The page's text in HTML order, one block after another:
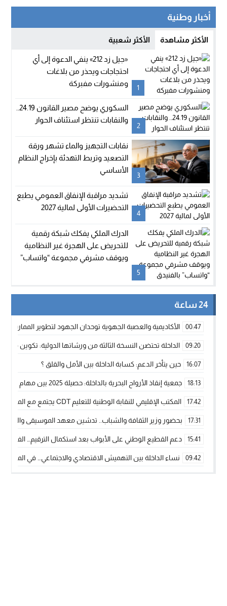
أخبار وطنية
الأكثر مشاهدة الأكثر شعبية
1
«جيل زد 212» ينفي الدعوة إلى أي
احتجاجات ويحذر من بلاغات
ومنشورات مفبركة
2
والنقابات تنتظر استئناف الحوار
3
نقابات التجهيز والماء تشهر ورقة
التصعيد وتربط التهدئة بإخراج النظام
الأساسي
4
تشديد مراقبة الإنفاق العمومي يطبع
التحضيرات الأولى لمالية 2027
5
الدرك الملكي يفكك شبكة رقمية
للتحريض على الهجرة غير النظامية
ويوقف مشرفي مجموعة “واتساب”
24 ساعة
00:47 الأكاديمية والعصبة الجهوية توحدان الجهود لتطوير الممارسة
09:20 الداخلة تحتضن النسخة الثالثة من ورشاتها الدولية: تكوين
16:07 حين يتأخر الدعم: كسابة الداخلة بين الأمل والقلق ؟
18:13 جمعية إنقاذ الأرواح البحرية بالداخلة: حصيلة 2025 بين مهام الإنقاذ ومشروع “دار البحار”
17:42 المكتب الإقليمي للنقابة الوطنية للتعليم CDT يجتمع مع المدير الإقليمي لمناقشة ملفات جوهرية لنساء ورجال التعليم
17:31 بحضور وزير الثقافة والشباب.. تدشين معهد الموسيقى والفنون
15:41 دعم القطيع الوطني على الأبواب بعد استكمال الترقيم…
09:42 نساء الداخلة بين التهميش الاقتصادي والاجتماعي… في المؤسسات